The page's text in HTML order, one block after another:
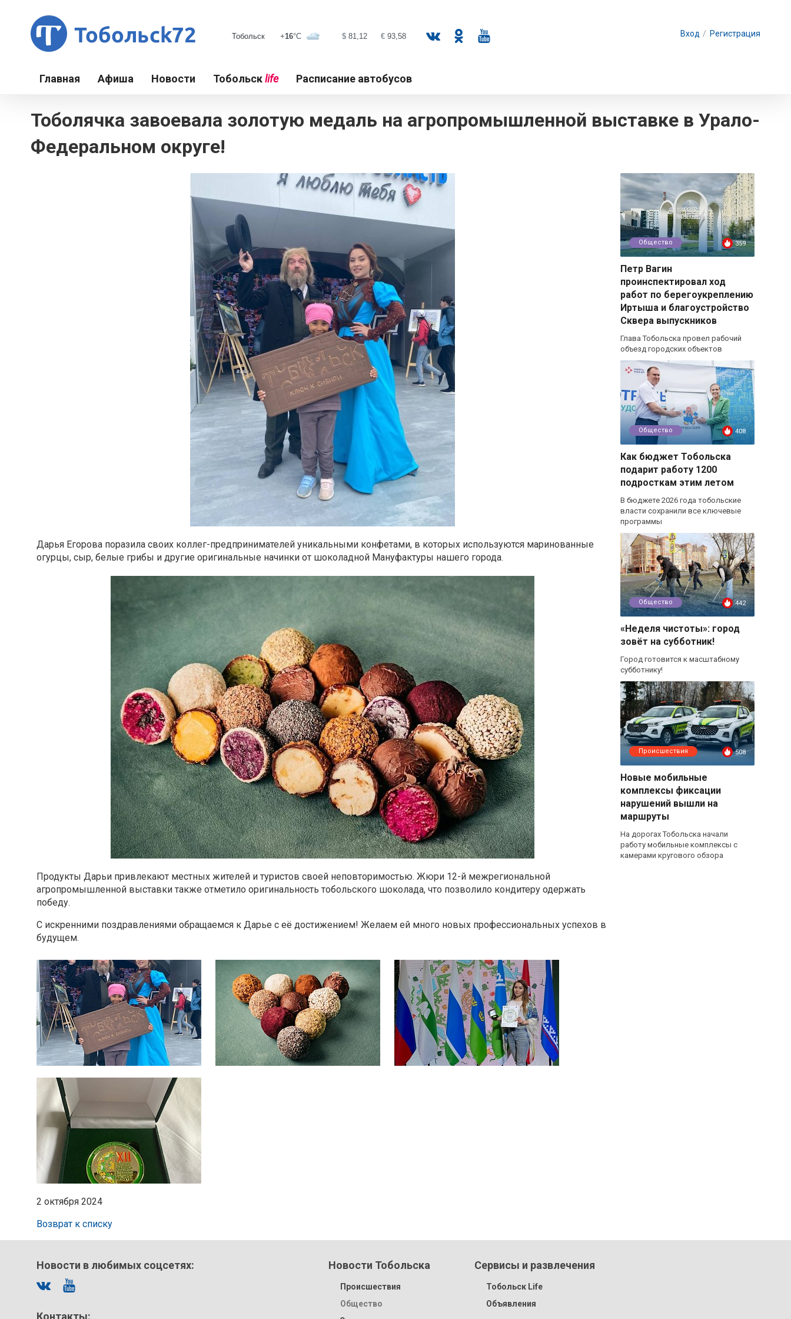
Вход / Регистрация
Главная Афиша Новости Тобольскlife Расписание автобусов
Тоболячка завоевала золотую медаль на агропромышленной выставке в Урало-
Федеральном округе!
Дарья Егорова поразила своих коллег-предпринимателей уникальными конфетами, в которых используются маринованные
огурцы, сыр, белые грибы и другие оригинальные начинки от шоколадной Мануфактуры нашего города.
Продукты Дарьи привлекают местных жителей и туристов своей неповторимостью. Жюри 12-й межрегиональной
агропромышленной выставки также отметило оригинальность тобольского шоколада, что позволило кондитеру одержать
победу.
С искренними поздравлениями обращаемся к Дарье с её достижением! Желаем ей много новых профессиональных успехов в
будущем.
2 октября 2024
Возврат к списку
Общество 359
Петр Вагин
проинспектировал ход
работ по берегоукреплению
Иртыша и благоустройство
Сквера выпускников
Глава Тобольска провел рабочий
объезд городских объектов
Общество 408
Как бюджет Тобольска
подарит работу 1200
подросткам этим летом
В бюджете 2026 года тобольские
власти сохранили все ключевые
программы
Общество 442
«Неделя чистоты»: город
зовёт на субботник!
Город готовится к масштабному
субботнику!
Происшествия 508
Новые мобильные
комплексы фиксации
нарушений вышли на
маршруты
На дорогах Тобольска начали
работу мобильные комплексы с
камерами кругового обзора
Новости в любимых соцсетях:
Контакты:
Новости Тобольска
Происшествия
Общество
Сервисы и развлечения
Тобольск Life
Объявления